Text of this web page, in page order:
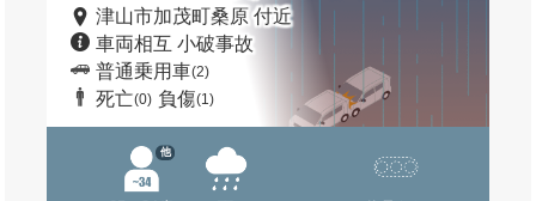
津山市加茂町桑原 付近
車両相互 小破事故
普通乗用車(2)
死亡(0) 負傷(1)
他